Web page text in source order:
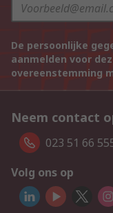
De persoonlijke
aanmelden voor
overeenstemming
Neem contact
023 51 66
Volg ons op